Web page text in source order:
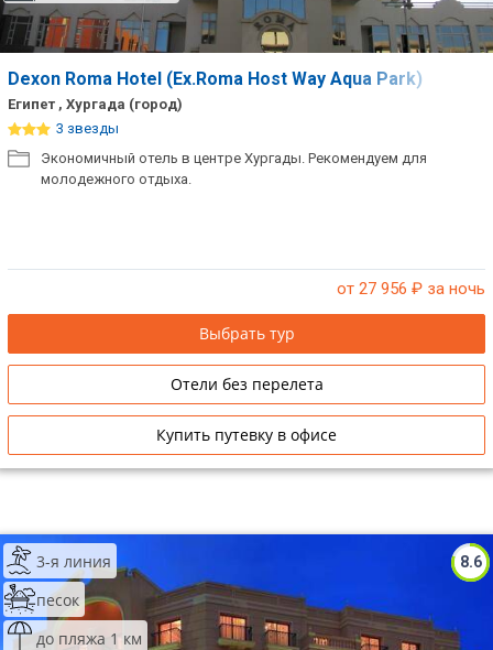
Dexon Roma Hotel (Ex.Roma Host Way Aqua Park)
Египет , Хургада (город)
3 звезды
Экономичный отель в центре Хургады. Рекомендуем для
молодежного отдыха.
от 27 956 ₽ за ночь
Выбрать тур
Отели без перелета
Купить путевку в офисе
8.6
3-я линия
песок
до пляжа 1 км